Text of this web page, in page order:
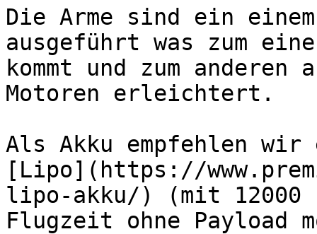
Die Arme sind ein
ausgeführt was zum
kommt und zum
Motoren erleichtert.
Als Akku empfehlen wir
[Lipo](https://
lipo-akku/) (mit 12000
Flugzeit ohne Payload